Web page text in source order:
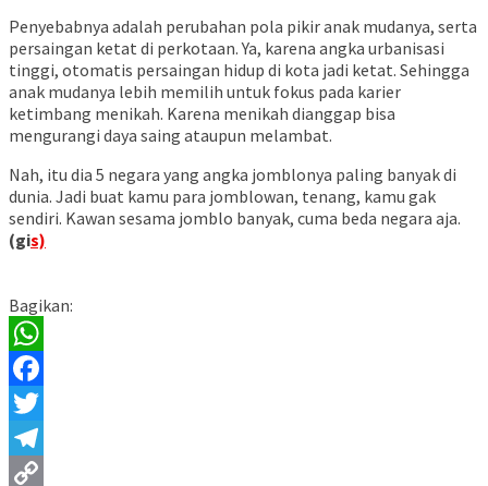
Penyebabnya adalah perubahan pola pikir anak mudanya, serta
persaingan ketat di perkotaan. Ya, karena angka urbanisasi
tinggi, otomatis persaingan hidup di kota jadi ketat. Sehingga
anak mudanya lebih memilih untuk fokus pada karier
ketimbang menikah. Karena menikah dianggap bisa
mengurangi daya saing ataupun melambat.
Nah, itu dia 5 negara yang angka jomblonya paling banyak di
dunia. Jadi buat kamu para jomblowan, tenang, kamu gak
sendiri. Kawan sesama jomblo banyak, cuma beda negara aja.
(gis)
Bagikan:
WhatsApp
Facebook
Twitter
Telegram